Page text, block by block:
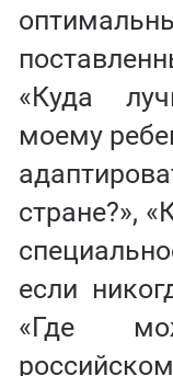
«Куда
моему
стране?»,
если
«Где